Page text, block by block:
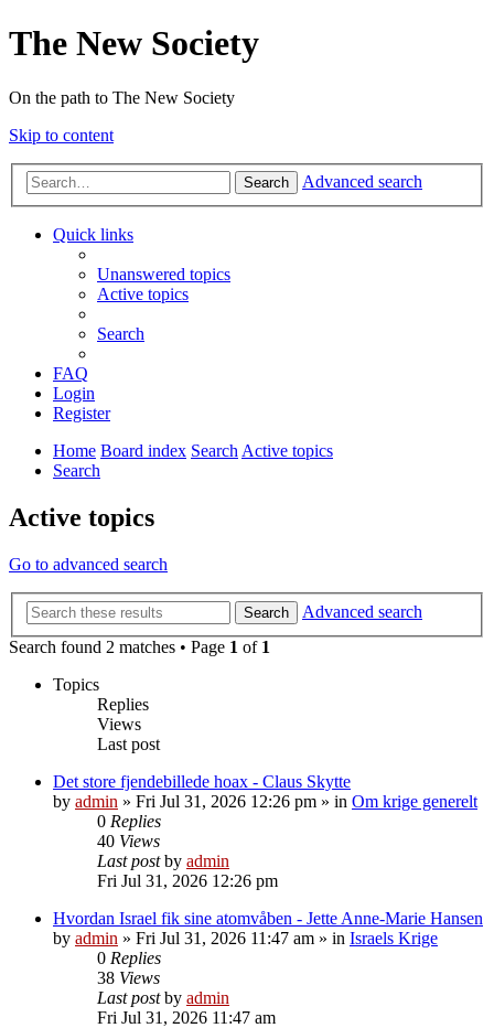
The New Society
On the path to The New Society
Skip to content
Search Advanced search
Quick links
Unanswered topics
Active topics
Search
FAQ
Login
Register
Home Board index SearchActive topics
Search
Active topics
Go to advanced search
Search
Advanced search
Search found 2 matches • Page 1 of 1
Topics
Replies
Views
Last post
Det store fjendebillede hoax - Claus Skytte
by admin » Fri Jul 31, 2026 12:26 pm » in Om krige generelt
0 Replies
40 Views
Last postby admin
Fri Jul 31, 2026 12:26 pm
Hvordan Israel fik sine atomvåben - Jette Anne-Marie Hansen
by admin » Fri Jul 31, 2026 11:47 am » in Israels Krige
0 Replies
38 Views
Last postby admin
Fri Jul 31, 2026 11:47 am